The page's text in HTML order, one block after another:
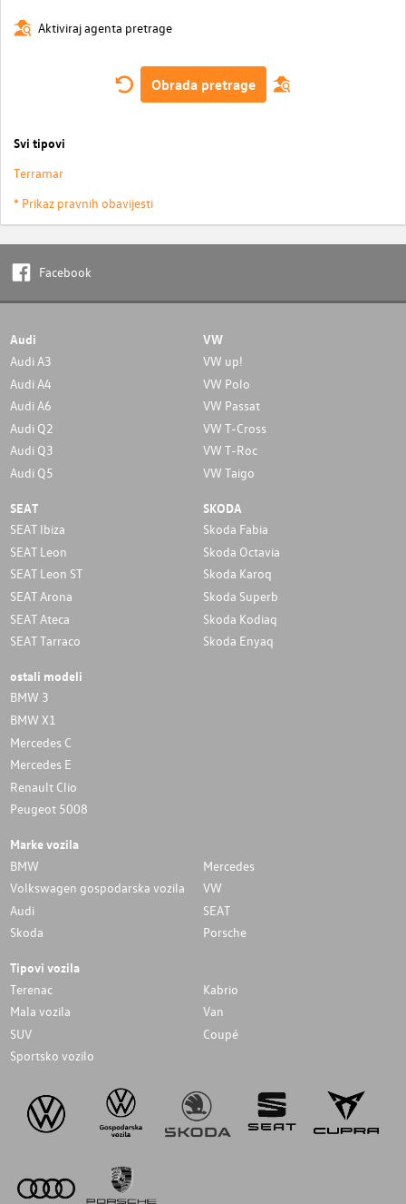
Aktiviraj agenta pretrage
Obrada pretrage
Svi tipovi
Terramar
* Prikaz pravnih obavijesti
Facebook
Audi
Audi A3
Audi A4
Audi A6
Audi Q2
Audi Q3
Audi Q5
VW
VW up!
VW Polo
VW Passat
VW T-Cross
VW T-Roc
VW Taigo
SEAT
SEAT Ibiza
SEAT Leon
SEAT Leon ST
SEAT Arona
SEAT Ateca
SEAT Tarraco
SKODA
Skoda Fabia
Skoda Octavia
Skoda Karoq
Skoda Superb
Skoda Kodiaq
Skoda Enyaq
ostali modeli
BMW 3
BMW X1
Mercedes C
Mercedes E
Renault Clio
Peugeot 5008
Marke vozila
BMW
Mercedes
Volkswagen gospodarska vozila
VW
Audi
SEAT
Skoda
Porsche
Tipovi vozila
Terenac
Kabrio
Mala vozila
Van
SUV
Coupé
Sportsko vozilo